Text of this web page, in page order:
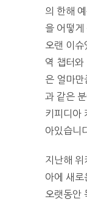
의 한해
을 어떻게
오랜 이슈
역 챕터와
은 얼마만
과 같은
키피디아
아있습니
지난해 위
아에 새로
오랫동안